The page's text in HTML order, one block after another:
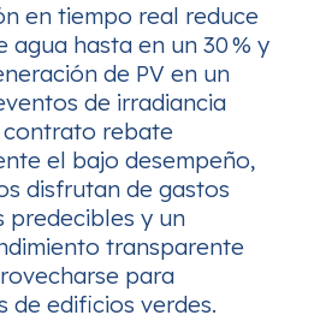
en tiempo real reduce
agua hasta en un 30 % y
de PV en un
de irradiancia
contrato rebate
el bajo desempeño,
disfrutan de gastos
predecibles y un
transparente
para
de edificios verdes.